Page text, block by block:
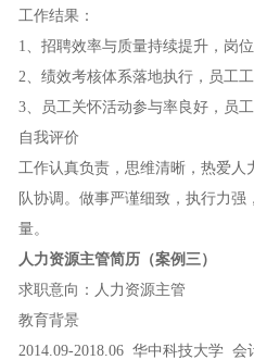
工作结果：
1、招聘效率与质量持续提升，岗
2、绩效考核体系落地执行，员工
3、员工关怀活动参与率良好，员
自我评价
工作认真负责，思维清晰，热爱人
队协调。做事严谨细致，执行力
量。
人力资源主管简历（案例三）
求职意向：人力资源主管
教育背景
2014.09-2018.06 华中科技大学